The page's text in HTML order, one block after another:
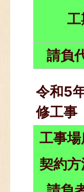
工
請負
令和5
修工事
工事
契約